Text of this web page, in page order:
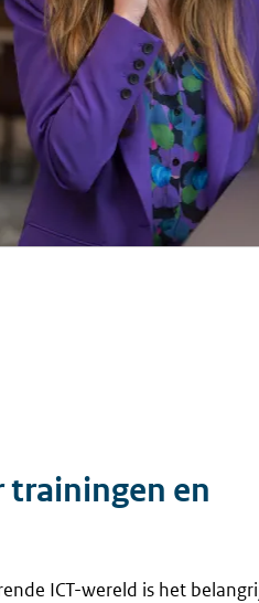
trainingen en
ICT-wereld is het